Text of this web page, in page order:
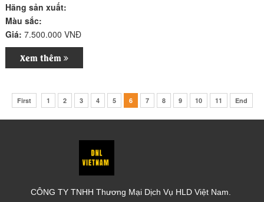
Hãng sản xuất:
Màu sắc:
Giá:7.500.000 VNĐ
Xem thêm
First 1 2 3 4 5 6 7 8 9 10 11 End
CÔNG TY TNHH Thương Mại Dịch Vụ HLD Việt Nam.